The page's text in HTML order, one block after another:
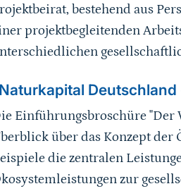
bestehend aus
projektbegleitenden
Einführungsbroschüre "Der
über das Konzept
die zentralen
zur